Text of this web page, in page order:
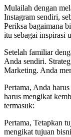
Mulailah dengan
Instagram sendiri,
Periksa bagaimana
itu sebagai inspirasi
Setelah familiar
Anda sendiri.
Marketing. Anda
Pertama, Anda
harus mengikat
termasuk:
Pertama, Tetapkan
mengikat tujuan